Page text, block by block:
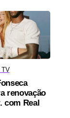
TV
renovação
com Real